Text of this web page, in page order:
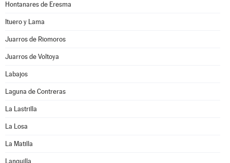
Hontanares de Eresma
Ituero y Lama
Juarros de Riomoros
Juarros de Voltoya
Labajos
Laguna de Contreras
La Lastrilla
La Losa
La Matilla
Languilla